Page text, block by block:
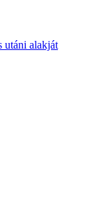
utáni alakját